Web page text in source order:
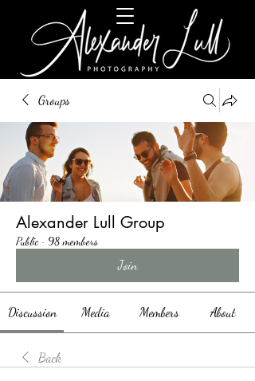
Groups
Alexander Lull Group
Public · 98 members
Join
Discussion Media Members About
Back